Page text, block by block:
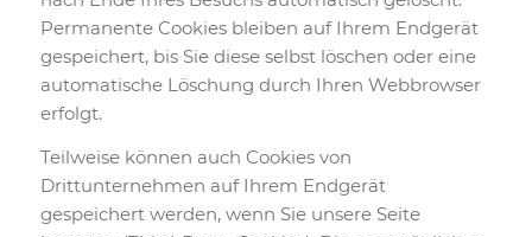
Permanente Cookies bleiben auf Ihrem Endgerät
gespeichert, bis Sie diese selbst löschen oder eine
automatische Löschung durch Ihren Webbrowser
erfolgt.
Teilweise können auch Cookies von
Drittunternehmen auf Ihrem Endgerät
gespeichert werden, wenn Sie unsere Seite